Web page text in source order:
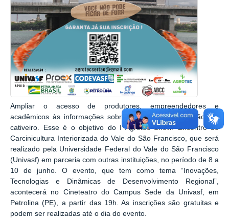
Ampliar o acesso de produtores, empreendedores e
acadêmicos às informações sobre a criação de camarão em
cativeiro. Esse é o objetivo do I Agrotec Show: Encontro de
Carcinicultura Interiorizada do Vale do São Francisco, que será
realizado pela Universidade Federal do Vale do São Francisco
(Univasf) em parceria com outras instituições, no período de 8 a
10 de junho. O evento, que tem como tema “Inovações,
Tecnologias e Dinâmicas de Desenvolvimento Regional”,
acontecerá no Cineteatro do Campus Sede da Univasf, em
Petrolina (PE), a partir das 19h. As inscrições são gratuitas e
podem ser realizadas até o dia do evento.